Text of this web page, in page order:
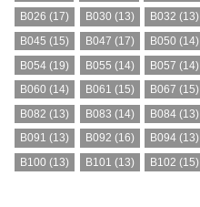
B026 (17) B030 (13) B032 (13)
B045 (15) B047 (17) B050 (14)
B054 (19) B055 (14) B057 (14)
B060 (14) B061 (15) B067 (15)
B082 (13) B083 (14) B084(13)
B091 (13) B092 (16) B094(13)
B100 (13) B101 (13) B102 (15)